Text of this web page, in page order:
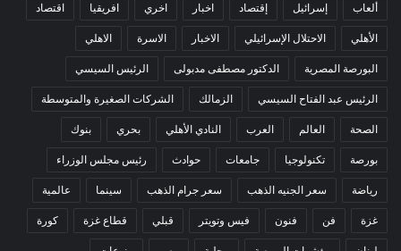
ألعاب إسرائيل إقتصاد اخبار اخري افريقيا اقتصاد
الأهلي الاحتلال الإسرائيلي الاخبار الاسرة الاهلي
البورصة المصرية الدكتور مصطفى مدبولى الرئيس السيسي
الرئيس عبد الفتاح السيسي الزمالك الشركات الصغيرة والمتوسطة
الصحة العالم العرب النادي الأهلي بحري بنوك
بورصة تكنولوجيا جامعات حوادث رئيس مجلس الوزراء
رياضة سعر الجنيه الذهب سعر جرام الذهب سينما عالمية
غزة فن فنون فيس وتويتر قبلي قطاع غزة كورة